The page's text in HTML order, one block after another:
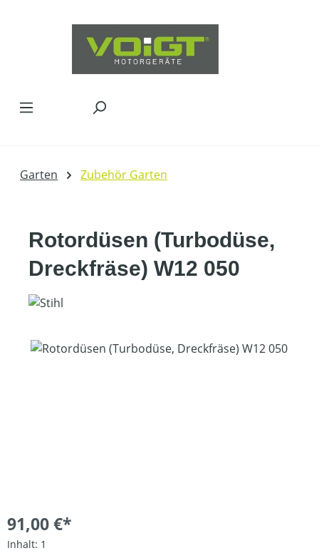
Garten Zubehör Garten
Rotordüsen (Turbodüse,
Dreckfräse) W12 050
Bildergalerie überspringen
91,00 €*
Inhalt: 1